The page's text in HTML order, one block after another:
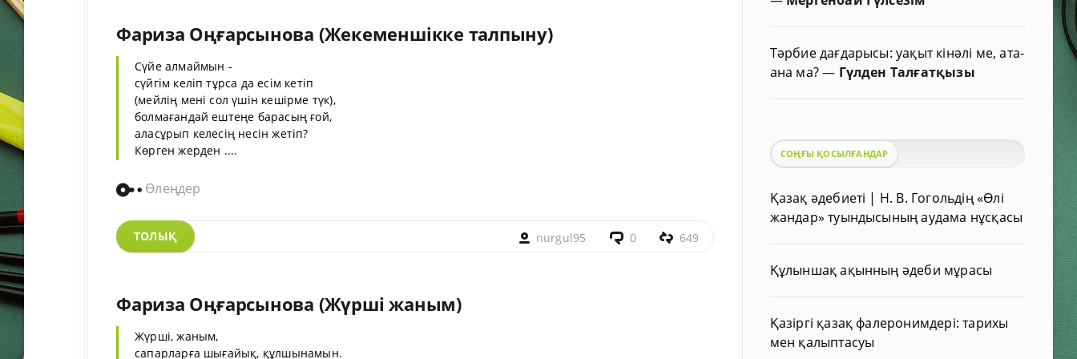
Фариза Оңғарсынова (Жекеменшікке талпыну)
Сүйе алмаймын -
сүйгім келіп тұрса да есім кетіп
(мейлің мені сол үшін кешірме түк),
болмағандай ештеңе барасың ғой,
аласұрып келесің несін жетіп?
Көрген жерден ....
Өлеңдер
ТОЛЫҚ nurgul95 0 649
Фариза Оңғарсынова (Жүрші жаным)
Жүрші, жаным,
сапарларға шығайық, құлшынамын.
Тәрбие дағдарысы: уақыт кінәлі ме, ата-
ана ма?— Гүлден Талғатқызы
СОҢҒЫ ҚОСЫЛҒАНДАР
Қазақ әдебиеті | Н. В. Гогольдің «Өлі
жандар» туындысының аудама нұсқасы
Құлыншақ ақынның әдеби мұрасы
Қазіргі қазақ фалеронимдері: тарихы
мен қалыптасуы